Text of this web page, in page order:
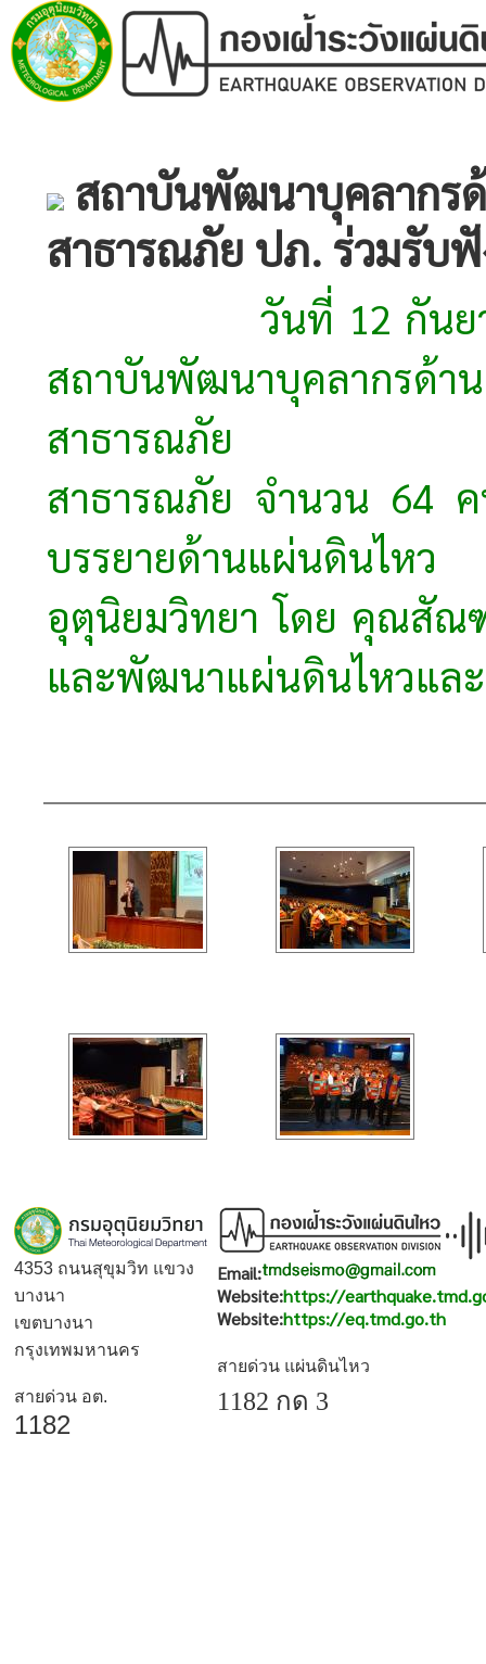
สถาบันพัฒนาบุคลากร
สาธารณภัย ปภ. ร่วมรับ
วันที่ 12 กันยายน
สถาบันพัฒนาบุคลากรด้าน
สาธารณภัย กร
สาธารณภัย จำนวน 64 ค
บรรยายด้านแผ่
อุตุนิยมวิทยา โดย คุณสัณ
และพัฒนาแผ่นดินไหวแล
4353 ถนนสุขุมวิท แขวง
บางนา
เขตบางนา
กรุงเทพมหานคร
สายด่วน อต.
1182
Email:
Website:https://
Website:https://eq.tmd.go.th
สายด่วน แผ่นดินไหว
1182 กด 3